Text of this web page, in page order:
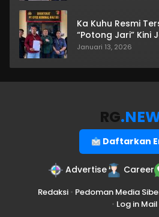
Ka Kuhu Resmi
“Potong Jari” Kini
Januari 13, 2026
RG
Daftarkan
Advertise Career
Redaksi• Pedoman Media
• Log in Mail